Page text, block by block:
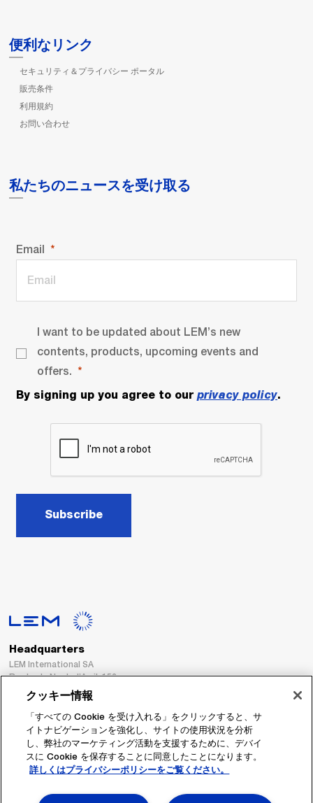
便利なリンク
セキュリティ＆プライバシー ポータル
販売条件
利用規約
お問い合わせ
私たちのニュースを受け取る
Email
I want to be updated about LEM’s new
contents, products, upcoming events and
offers.
By signing up you agree to our privacy policy.
Subscribe
Headquarters
LEM International SA
Route du Nant-d’Avril, 152
1217 Meyrin
Switzerland
Tel. :
+41 22 706 11 11
Fax : +41 22 794 94 78
クッキー情報
「すべての Cookie を受け入れる」をクリックすると、サ
イトナビゲーションを強化し、サイトの使用状況を分析
し、弊社のマーケティング活動を支援するために、デバイ
スに Cookie を保存することに同意したことになります。
詳しくはプライバシーポリシーをご覧ください。